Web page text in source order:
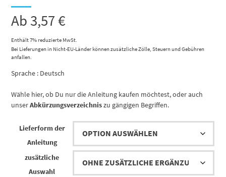
Ab 3,57€
Enthält 7% reduzierte MwSt.
Bei Lieferungen in Nicht-EU-Länder können zusätzliche Zölle, Steuern und Gebühren
anfallen.
Sprache : Deutsch
Wähle hier, ob Du nur die Anleitung kaufen möchtest, oder auch
unserAbkürzungsverzeichniszu gängigen Begriffen.
Lieferform der
Anleitung
zusätzliche
Auswahl